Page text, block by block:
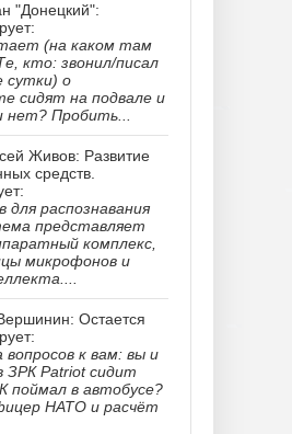
"Донецкий":
(на каком там
кто: звонил/писал
сутки) о
сидят на подвале и
нет? Пробить...
Живов: Развитие
средств.
распознавания
представляет
комплекс,
микрофонов и
Остается
к вам: вы и
ЗРК Patriot сидит
поймал в автобусе?
НАТО и расчёт